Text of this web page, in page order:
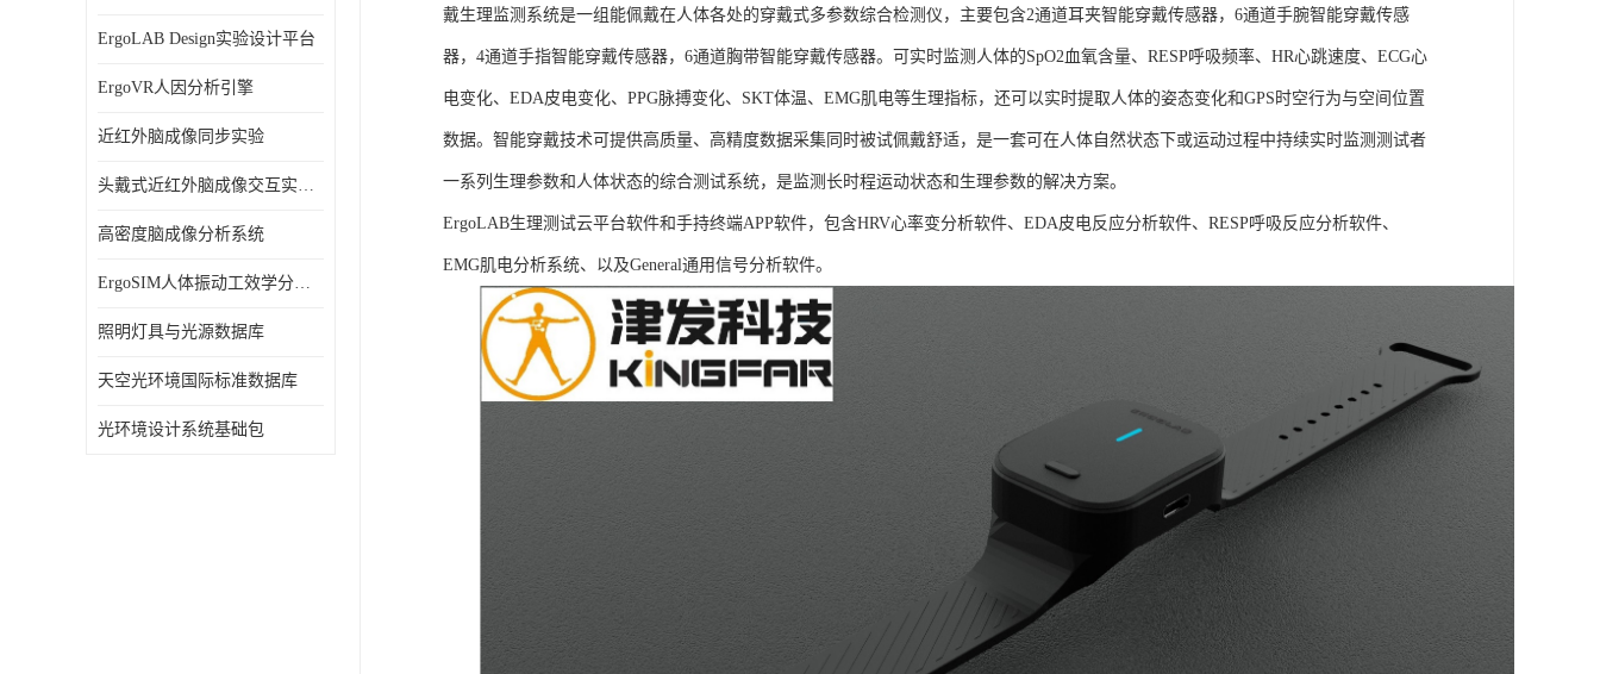
ErgoLAB Design实验设计平台
ErgoVR人因分析引擎
近红外脑成像同步实验
头戴式近红外脑成像交互实验室
高密度脑成像分析系统
ErgoSIM人体振动工效学分析系统
照明灯具与光源数据库
天空光环境国际标准数据库
光环境设计系统基础包
戴生理监测系统是一组能佩戴在人体各处的穿戴式多参数综合检测仪，主要包含2通道耳夹智能穿戴传感器，6通道手腕智能穿戴传感
器，4通道手指智能穿戴传感器，6通道胸带智能穿戴传感器。可实时监测人体的SpO2血氧含量、RESP呼吸频率、HR心跳速度、ECG心
电变化、EDA皮电变化、PPG脉搏变化、SKT体温、EMG肌电等生理指标，还可以实时提取人体的姿态变化和GPS时空行为与空间位置
数据。智能穿戴技术可提供高质量、高精度数据采集同时被试佩戴舒适，是一套可在人体自然状态下或运动过程中持续实时监测测试者
一系列生理参数和人体状态的综合测试系统，是监测长时程运动状态和生理参数的解决方案。
ErgoLAB生理测试云平台软件和手持终端APP软件，包含HRV心率变分析软件、EDA皮电反应分析软件、RESP呼吸反应分析软件、
EMG肌电分析系统、以及General通用信号分析软件。